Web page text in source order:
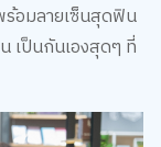
อมลายเซ็นสุดฟิน
เป็นกันเองสุดๆ ที่